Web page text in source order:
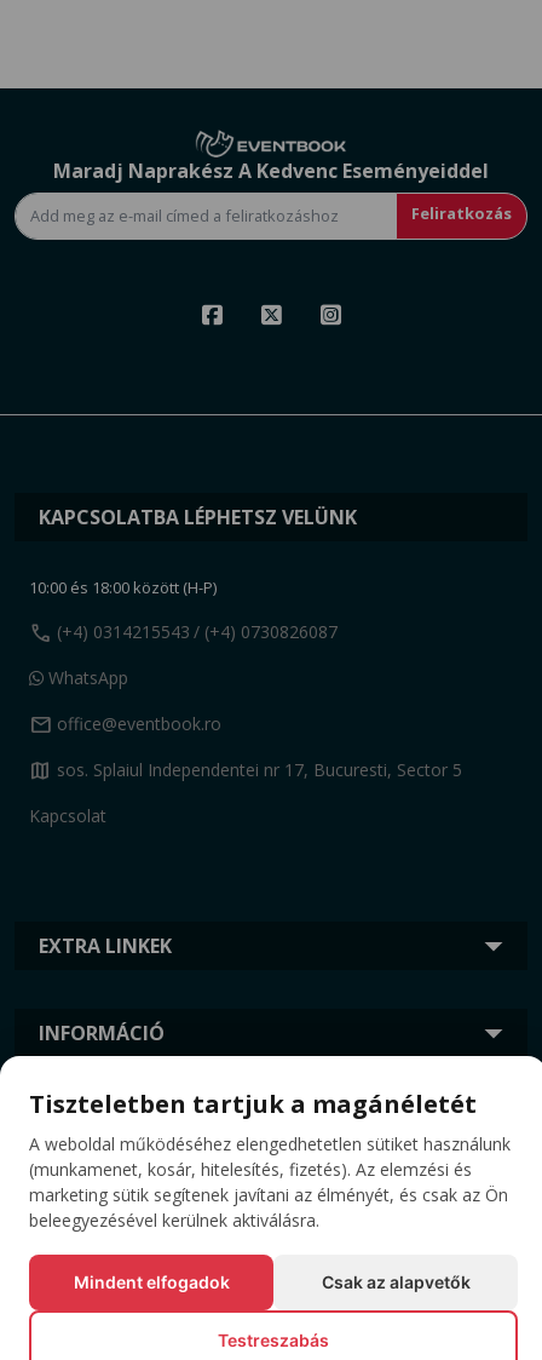
Maradj Naprakész A Kedvenc Eseményeiddel
Feliratkozás
EXTRA LINKEK
INFORMÁCIÓ
KAPCSOLATBA LÉPHETSZ VELÜNK
10:00 és 18:00 között (H-P)
call (+4) 0314215543 / (+4) 0730826087
WhatsApp
mail office@eventbook.ro
map sos. Splaiul Independentei nr 17, Bucuresti, Sector 5
Kapcsolat
CÍMKÉK
Tiszteletben tartjuk a magánéletét
A weboldal működéséhez elengedhetetlen sütiket használunk
(munkamenet, kosár, hitelesítés, fizetés). Az elemzési és
marketing sütik segítenek javítani az élményét, és csak az Ön
beleegyezésével kerülnek aktiválásra.
Mindent elfogadok Csak az alapvetők
Testreszabás